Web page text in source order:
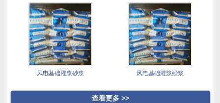
风电基础灌浆砂浆 风电基础灌浆砂浆
查看更多 >>